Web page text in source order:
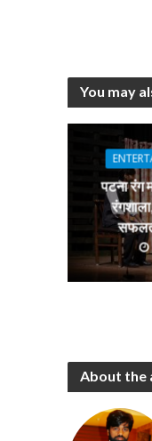
You may
पटना रंग
About the